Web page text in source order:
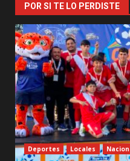
POR SI TE LO PERDISTE
Deportes Locales